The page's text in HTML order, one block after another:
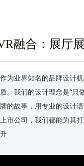
融合：展厅
为业界知名的品牌设计
。我们的设计理念是“只
的故事，用专业的设计语
市公司，我们都能为其